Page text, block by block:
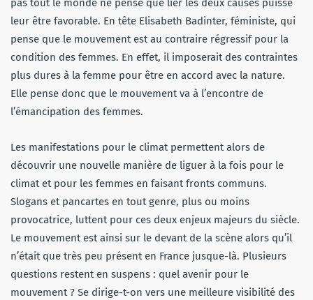
pas tout le monde ne pense que lier les deux causes puisse
leur être favorable. En tête Elisabeth Badinter, féministe, qui
pense que le mouvement est au contraire régressif pour la
condition des femmes. En effet, il imposerait des contraintes
plus dures à la femme pour être en accord avec la nature.
Elle pense donc que le mouvement va à l’encontre de
l’émancipation des femmes.
Les manifestations pour le climat permettent alors de
découvrir une nouvelle manière de liguer à la fois pour le
climat et pour les femmes en faisant fronts communs.
Slogans et pancartes en tout genre, plus ou moins
provocatrice, luttent pour ces deux enjeux majeurs du siècle.
Le mouvement est ainsi sur le devant de la scène alors qu’il
n’était que très peu présent en France jusque-là. Plusieurs
questions restent en suspens : quel avenir pour le
mouvement ? Se dirige-t-on vers une meilleure visibilité des